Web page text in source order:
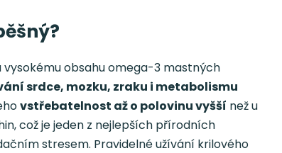
obsahu omega-3 mastných
srdce, mozku, zraku i metabolismu
vstřebatelnost až o polovinu vyšší než u
což je jeden z nejlepších přírodních
stresem. Pravidelné užívání krilového